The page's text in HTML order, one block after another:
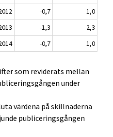
-0,7
1,0
-1,3
2,3
-0,7 1,0
som reviderats mellan
under
värdena på skillnaderna
publiceringsgången